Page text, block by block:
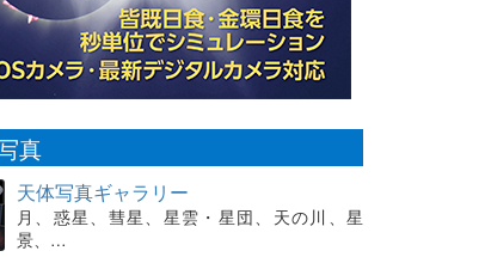
真
天体写真ギャラリー
月、惑星、彗星、星雲・星団、天の川、星
景、…